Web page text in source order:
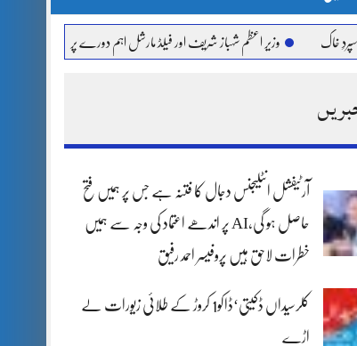
وزیر اعظم شہباز شریف اور فیلڈ مارشل اہم دورے پر سعودی عرب روانہ
آرٹیفشل انٹلیجنس دجال کا فتنہ ہے جس پر ہمیں فتح
حاصل ہو گی،AI پر اندھے اعتماد کی وجہ سے ہمیں
خطرات لاحق ہیں پروفیسر احمد رفیق
کلرسیداں ڈکیتی‘ڈاکو1 کروڑ کے طلائی زیورات لے
اڑے